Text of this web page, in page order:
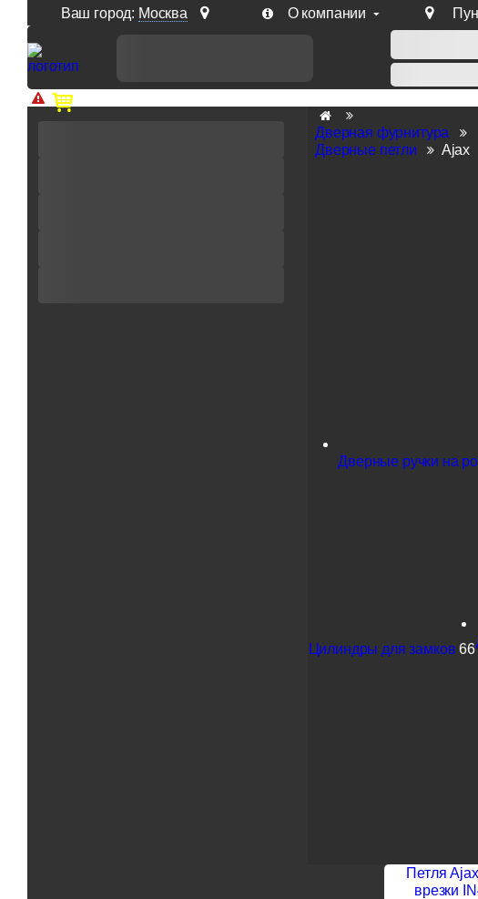
Ваш город: Москва О компании
Доп. скидка от цен на сайте 7% при заказе от 50 тыс. руб
Дверная фурнитура
Дверные петли
Ajax
Дверные ручки на
Цилиндры для замков66
Петля
врезки